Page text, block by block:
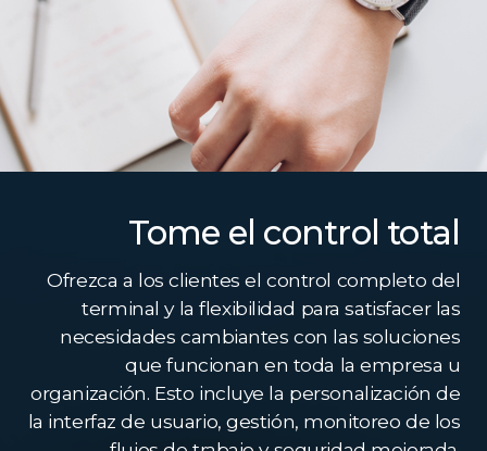
Tome el control total
Ofrezca a los clientes el control completo del
terminal y la flexibilidad para satisfacer las
necesidades cambiantes con las soluciones
que funcionan en toda la empresa u
organización. Esto incluye la personalización de
la interfaz de usuario, gestión, monitoreo de los